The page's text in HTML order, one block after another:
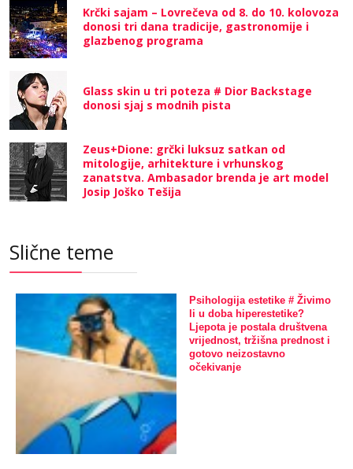
Krčki sajam – Lovrečeva od 8. do 10. kolovoza
donosi tri dana tradicije, gastronomije i
glazbenog programa
Glass skin u tri poteza # Dior Backstage
donosi sjaj s modnih pista
Zeus+Dione: grčki luksuz satkan od
mitologije, arhitekture i vrhunskog
zanatstva. Ambasador brenda je art model
Josip Joško Tešija
Slične teme
Psihologija estetike # Živimo
li u doba hiperestetike?
Ljepota je postala društvena
vrijednost, tržišna prednost i
gotovo neizostavno
očekivanje